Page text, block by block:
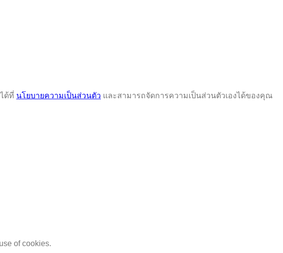
ด้ที่ นโยบายความเป็นส่วนตัว และสามารถจัดการความเป็นส่วนตัวเองได้ของคุณ
of cookies.